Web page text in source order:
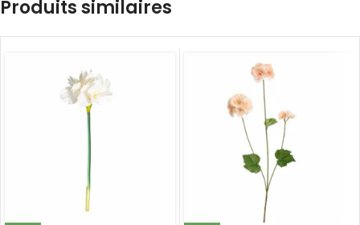
Produits similaires